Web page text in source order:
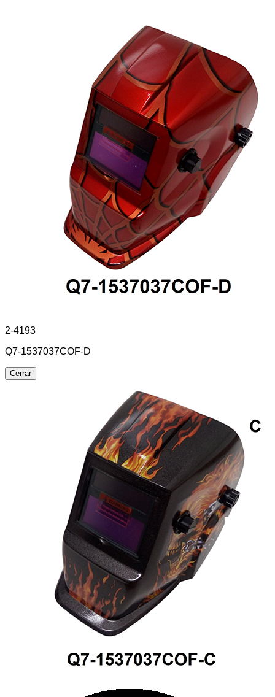
2-4193
Q7-1537037COF-D
Cerrar